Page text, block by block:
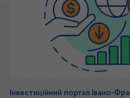
Інвестиційний портал Івано-